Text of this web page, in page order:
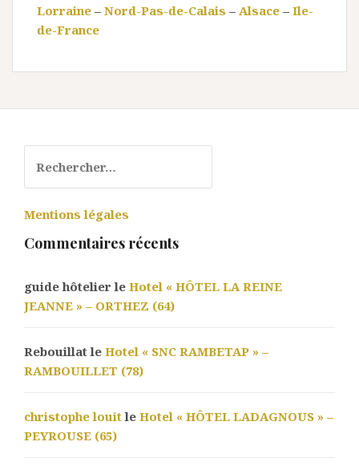
Lorraine – Nord-Pas-de-Calais – Alsace – Ile-
de-France
Mentions légales
Commentaires récents
guide hôtelier le Hotel « HÔTEL LA REINE
JEANNE » – ORTHEZ (64)
Rebouillat le Hotel « SNC RAMBETAP » –
RAMBOUILLET (78)
christophe louitle Hotel « HÔTEL LADAGNOUS » –
PEYROUSE (65)